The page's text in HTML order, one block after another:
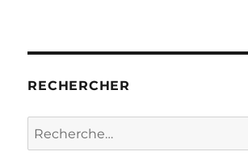
RECHERCHER
Recherche
pour :